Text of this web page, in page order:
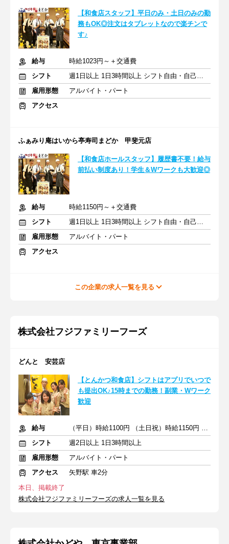
【和食店スタッフ】平日のみ・土日のみの勤
務もOK◎注文はタブレットなので楽チンで
す♪
給与
時給1023円～＋交通費
シフト
週1日以上 1日3時間以上 シフト自由・自己申告
雇用形態
アルバイト・パート
アクセス
ふぁみり庵はいから亭寿司まどか 甲斐元店
【和食店ホールスタッフ】履歴書不要！給与
前払い制度あり！学生＆Wワークも大歓迎◎
給与
時給1150円～＋交通費
シフト
週1日以上 1日3時間以上 シフト自由・自己申告
雇用形態
アルバイト・パート
アクセス
この企業の求人一覧を見る
株式会社フジファミリーフーズ
どんと 安芸店
【とんかつ和食店】シフトはアプリでいつで
も提出OK♪15時までの勤務！副業・Wワーク
歓迎
給与
（平日）時給1100円 （土日祝）時給1150円 ※交通費支給
シフト
週2日以上 1日3時間以上
雇用形態
アルバイト・パート
アクセス
矢野駅 車2分
本日、掲載終了
株式会社フジファミリーフーズの求人一覧を見る